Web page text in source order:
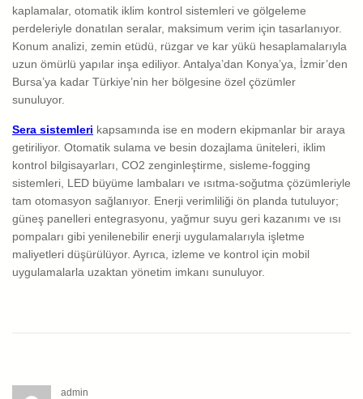
kaplamalar, otomatik iklim kontrol sistemleri ve gölgeleme
perdeleriyle donatılan seralar, maksimum verim için tasarlanıyor.
Konum analizi, zemin etüdü, rüzgar ve kar yükü hesaplamalarıyla
uzun ömürlü yapılar inşa ediliyor. Antalya’dan Konya’ya, İzmir’den
Bursa’ya kadar Türkiye’nin her bölgesine özel çözümler
sunuluyor.
Sera sistemleri kapsamında ise en modern ekipmanlar bir araya
getiriliyor. Otomatik sulama ve besin dozajlama üniteleri, iklim
kontrol bilgisayarları, CO2 zenginleştirme, sisleme-fogging
sistemleri, LED büyüme lambaları ve ısıtma-soğutma çözümleriyle
tam otomasyon sağlanıyor. Enerji verimliliği ön planda tutuluyor;
güneş panelleri entegrasyonu, yağmur suyu geri kazanımı ve ısı
pompaları gibi yenilenebilir enerji uygulamalarıyla işletme
maliyetleri düşürülüyor. Ayrıca, izleme ve kontrol için mobil
uygulamalarla uzaktan yönetim imkanı sunuluyor.
admin